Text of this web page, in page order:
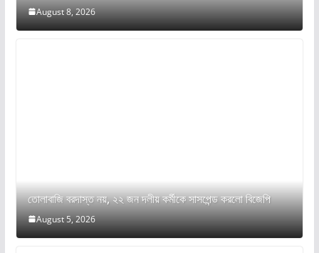
August 8, 2026
তোলাবাজি বরদাস্ত নয়, ২২ জন দলীয় কর্মীকে সাসপেন্ড করলো বিজেপি
August 5, 2026